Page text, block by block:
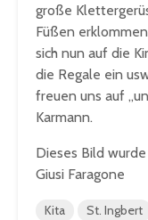
große
Füßen
sich nun auf die
die Regale ein
freuen uns auf
Karmann.
Dieses Bild
Giusi Faragone
Kita St. Ingbert